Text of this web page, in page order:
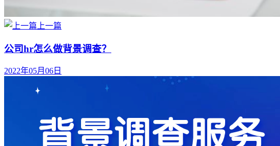
上一篇
公司hr怎么做背景调查？
2022年05月06日